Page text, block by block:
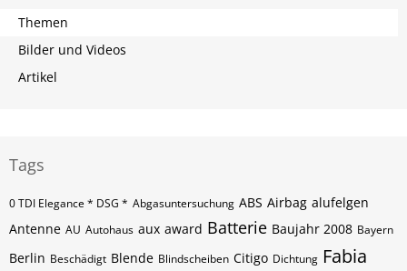
Themen
Bilder und Videos
Artikel
Tags
0 TDI Elegance * DSG * Abgasuntersuchung ABS Airbag alufelgen
Antenne AU Autohaus aux award Batterie Baujahr 2008 Bayern
Berlin Beschädigt Blende Blindscheiben Citigo Dichtung Fabia